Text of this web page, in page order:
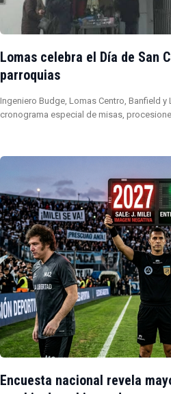
Lomas celebra el Día de San
parroquias
Ingeniero Budge, Lomas Centro, Banfield
cronograma especial de misas,
Encuesta nacional revela